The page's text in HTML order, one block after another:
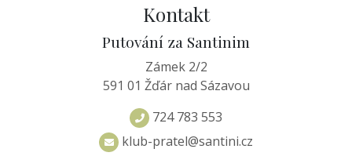
Kontakt
Putování za Santinim
Zámek 2/2
591 01 Žďár nad Sázavou
724 783 553
klub-pratel@santini.cz